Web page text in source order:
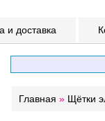
и доставка
Главная » Щётки